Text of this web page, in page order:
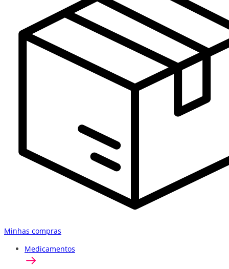
Minhas compras
Medicamentos